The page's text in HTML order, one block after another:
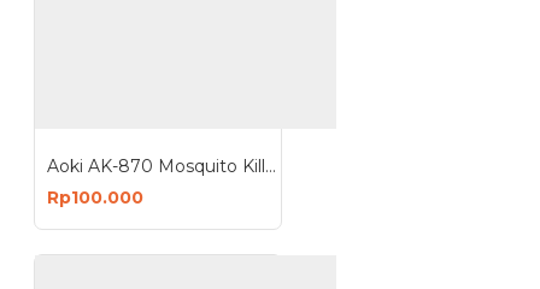
Aoki AK-870 Mosquito Killer Lamp UV Perangkap Nyamuk Lalat 12 Watt
Rp100.000